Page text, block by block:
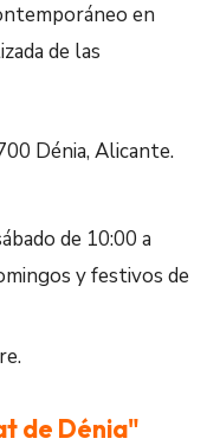
en
de las
Dénia, Alicante.
de 10:00 a
y festivos de
de Dénia"